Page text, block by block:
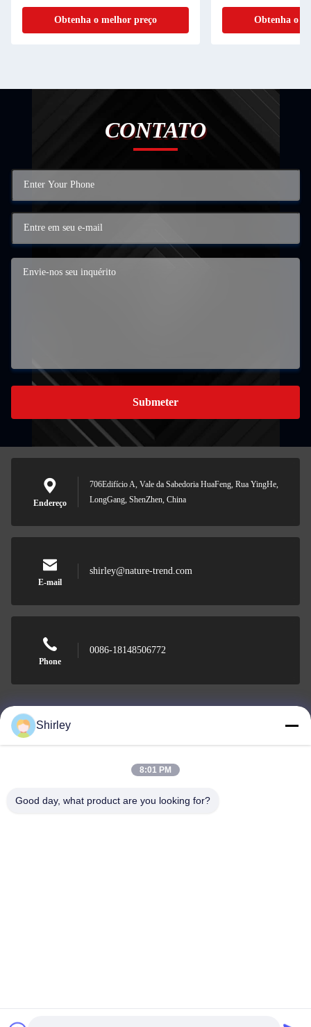
estiramento
Obtenha o melhor preço
Obtenha o
CONTATO
Submeter
Endereço
706Edifício A, Vale da Sabedoria HuaFeng, Rua YingHe,
LongGang, ShenZhen, China
E-mail
shirley@nature-trend.com
Phone
0086-18148506772
Shenzhen Jane Cheng Development Co.,
Limited
Shirley
8:01 PM
Good day, what product are you looking for?